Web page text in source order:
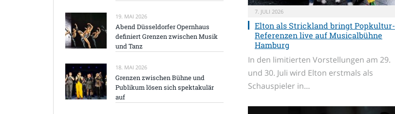
7. JULI 2026
Elton als Strickland bringt Popkultur-
Referenzen live auf Musicalbühne
Hamburg
In den limitierten Vorstellungen am 29.
und 30. Juli wird Elton erstmals als
Schauspieler in…
19. MAI 2026
Abend Düsseldorfer Opernhaus
definiert Grenzen zwischen Musik
und Tanz
18. MAI 2026
Grenzen zwischen Bühne und
Publikum lösen sich spektakulär
auf